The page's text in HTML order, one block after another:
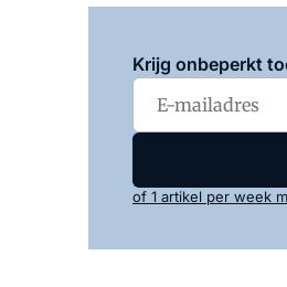
Krijg onbeperkt
of 1 artikel per week